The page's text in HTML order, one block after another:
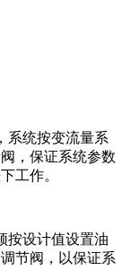
系统按变流量系
，保证系统参数
工作。
按设计值设置油
节阀，以保证系